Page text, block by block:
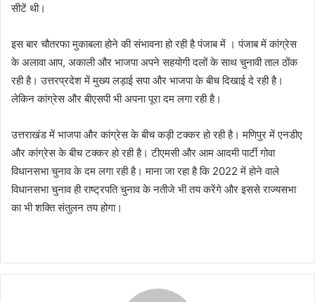
सीटें थी।
इस बार चौतरफा मुकाबला होने की संभावनाहो रहीहै पंजाब में । पंजाब में कांग्रेस
के अलावा आप, अकाली और भाजपा अपने सहयोगी दलों के साथ चुनावी ताल ठोंक
रही है। उत्तरप्रदेश में मुख्य लड़ाई सपा और भाजपा के बीच दिखाई दे रही है।
लेकिन कांग्रेस और बीएसपी भी अपना पूरा दम लगा रही है।
उत्तराखंड में भाजपा और कांग्रेस के बीच कड़ी टक्करहोरही है। मणिपुर में एनडीए
और कांग्रेस के बीच टक्करहोरही है। टीएमसी और आम आदमी पार्टी गोवा
विधानसभा चुनाव के दम लगा रही है। माना जा रहा है कि 2022 में होने वाले
विधानसभा चुनाव ही राष्ट्रपति चुनाव के नतीजे भी तय करेंगे और इससे राज्यसभा
का भी शक्ति संतुलन तय होगा।